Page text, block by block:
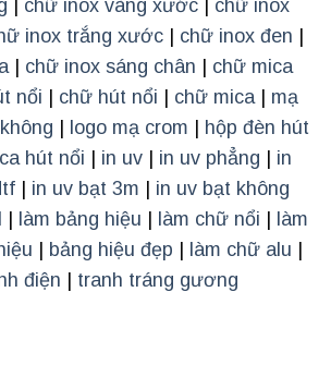
chữ inox vàng xước
chữ inox
inox trắng xước | chữ inox đen |
| chữ inox sáng chân | chữ mica
nổi | chữ hút nổi | chữ mica | mạ
| logo mạ crom | hộp đèn hút
hút nổi | in uv | in uv phẳng | in
| in uv bạt 3m | in uv bạt không
| làm bảng hiệu | làm chữ nổi | làm
| bảng hiệu đẹp | làm chữ alu |
điện | tranh tráng gương